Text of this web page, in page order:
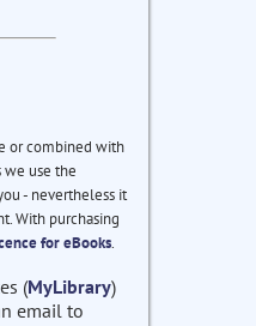
or combined with
we use the
- nevertheless it
With purchasing
for eBooks.
(MyLibrary)
email to